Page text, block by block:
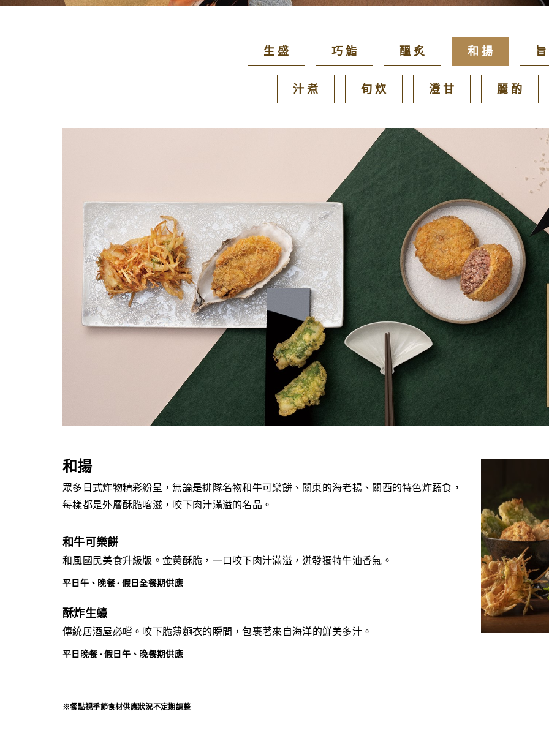
生 盛 巧 鮨 醞 炙 和 揚
汁 煮 旬 炊 澄 甘 麗 酌
和揚
眾多日式炸物精彩紛呈，無論是排隊名物和牛可樂餅、關東的海老揚、關西的特色炸蔬食，
每樣都是外層酥脆喀滋，咬下肉汁滿溢的名品。
和牛可樂餅
和風國民美食升級版。金黃酥脆，一口咬下肉汁滿溢，迸發獨特牛油香氣。
平日午、晚餐 · 假日全餐期供應
酥炸生蠔
傳統居酒屋必嚐。咬下脆薄麵衣的瞬間，包裹著來自海洋的鮮美多汁。
平日晚餐 · 假日午、晚餐期供應
※餐點視季節食材供應狀況不定期調整